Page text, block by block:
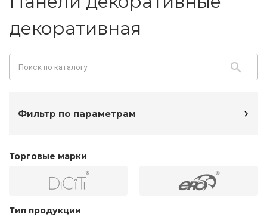
декоративная
Фильтр по параметрам
Торговые марки
Тип продукции